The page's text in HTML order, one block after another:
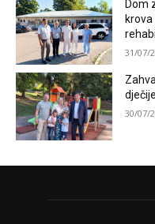
Dom
31/07/
30/07/